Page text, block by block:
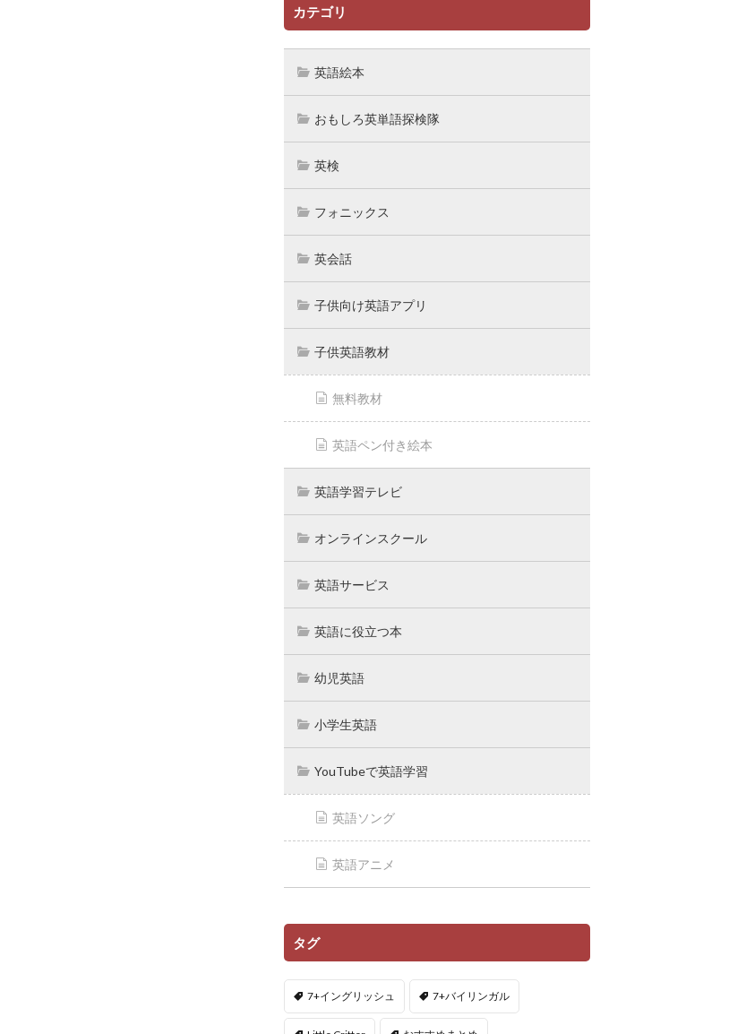
カテゴリ
英語絵本
おもしろ英単語探検隊
英検
フォニックス
英会話
子供向け英語アプリ
子供英語教材
無料教材
英語ペン付き絵本
英語学習テレビ
オンラインスクール
英語サービス
英語に役立つ本
幼児英語
小学生英語
YouTubeで英語学習
英語ソング
英語アニメ
タグ
7+イングリッシュ 7+バイリンガル